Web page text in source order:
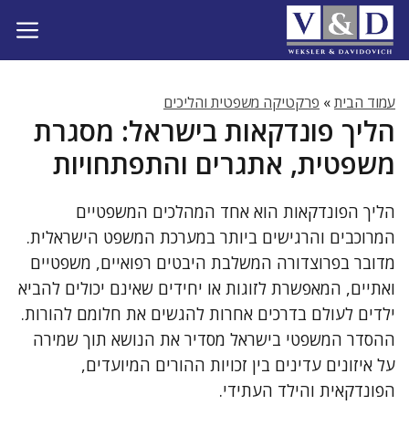
לדלג
לתוכן
עמוד הבית» פרקטיקה משפטית והליכים
הליך פונדקאות בישראל: מסגרת
משפטית, אתגרים והתפתחויות
הליך הפונדקאות הוא אחד המהלכים המשפטיים
המרוכבים והרגישים ביותר במערכת המשפט הישראלית.
מדובר בפרוצדורה המשלבת היבטים רפואיים, משפטיים
ואתיים, המאפשרת לזוגות או יחידים שאינם יכולים להביא
ילדים לעולם בדרכים אחרות להגשים את חלומם להורות.
ההסדר המשפטי בישראל מסדיר את הנושא תוך שמירה
על איזונים עדינים בין זכויות ההורים המיועדים,
הפונדקאית והילד העתידי.